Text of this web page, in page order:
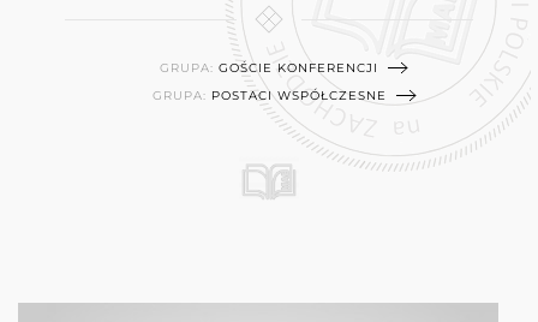
GRUPA: GOŚCIE KONFERENCJI
GRUPA: POSTACI WSPÓŁCZESNE